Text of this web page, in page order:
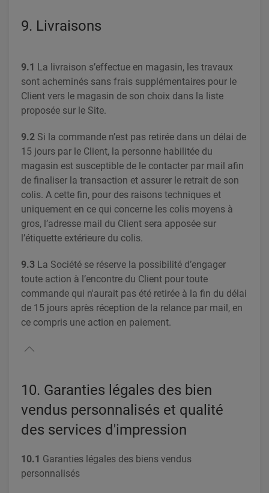
9. Livraisons
9.1 La livraison s’effectue en magasin, les travaux
sont acheminés sans frais supplémentaires pour le
Client vers le magasin de son choix dans la liste
proposée sur le Site.
9.2 Si la commande n’est pas retirée dans un délai de
15 jours par le Client, la personne habilitée du
magasin est susceptible de le contacter par mail afin
de finaliser la transaction et assurer le retrait de son
colis. A cette fin, pour des raisons techniques et
uniquement en ce qui concerne les colis moyens à
gros, l’adresse mail du Client sera apposée sur
l’étiquette extérieure du colis.
9.3 La Société se réserve la possibilité d’engager
toute action à l’encontre du Client pour toute
commande qui n'aurait pas été retirée à la fin du délai
de 15 jours après réception de la relance par mail, en
ce compris une action en paiement.
10. Garanties légales des bien
vendus personnalisés et qualité
des services d'impression
10.1 Garanties légales des biens vendus
personnalisés